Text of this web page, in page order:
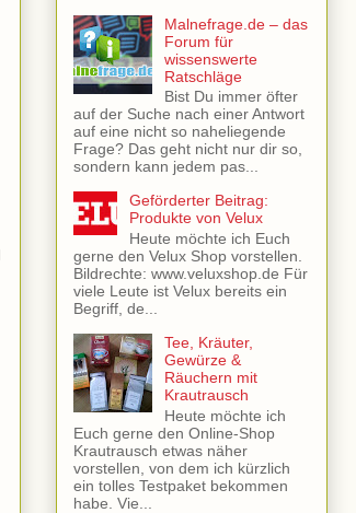
Malnefrage.de – das
Forum für
wissenswerte
Ratschläge
Bist Du immer öfter
auf der Suche nach einer Antwort
auf eine nicht so naheliegende
Frage? Das geht nicht nur dir so,
sondern kann jedem pas...
Geförderter Beitrag:
Produkte von Velux
Heute möchte ich Euch
gerne den Velux Shop vorstellen.
Bildrechte: www.veluxshop.de Für
viele Leute ist Velux bereits ein
Begriff, de...
Tee, Kräuter,
Gewürze &
Räuchern mit
Krautrausch
Heute möchte ich
Euch gerne den Online-Shop
Krautrausch etwas näher
vorstellen, von dem ich kürzlich
ein tolles Testpaket bekommen
habe. Vie...